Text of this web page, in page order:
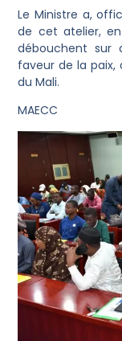
Le Ministre a,
de cet atelier,
débouchent sur
faveur de la paix,
du Mali.
MAECC